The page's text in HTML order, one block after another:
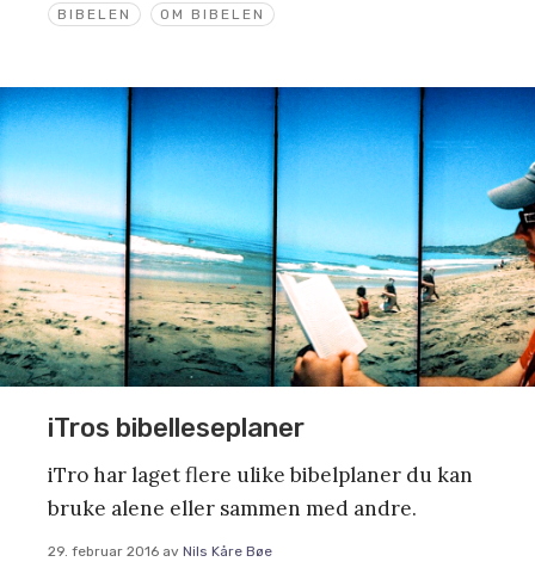
BIBELEN OM BIBELEN
iTros bibelleseplaner
iTro har laget flere ulike bibelplaner du kan
bruke alene eller sammen med andre.
29. februar 2016 av Nils Kåre Bøe